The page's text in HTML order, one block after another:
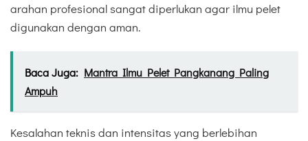
arahan profesional sangat diperlukan agar ilmu pelet
digunakan dengan aman.
Baca Juga: Mantra Ilmu Pelet Pangkanang Paling
Ampuh
Kesalahan teknis dan intensitas yang berlebihan